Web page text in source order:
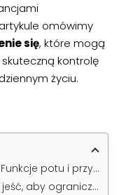
omówimy
się, które mogą
kontrolę
życiu.
Dlaczego się pocimy? – Funkcje potu i przyczyny nadmiernego pocenia się
Dieta a pocenie się – co jeść, aby ograniczyć potliwość?